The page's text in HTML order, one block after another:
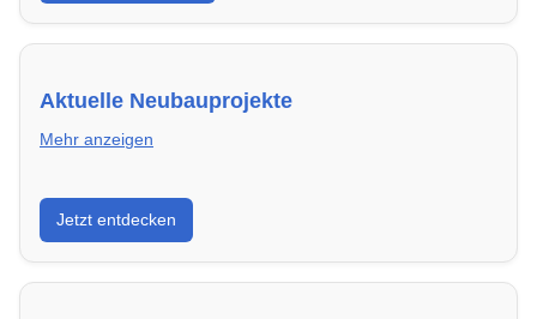
Aktuelle Neubauprojekte
Mehr anzeigen
Entdecke Neubauprojekte in Heidelberg – modern,
energieeffizient und sofort bezugsfertig.
Jetzt entdecken